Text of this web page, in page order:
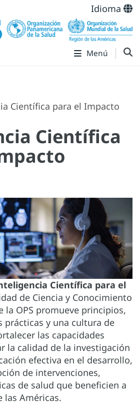
Idioma
Menú
Científica para el Impacto
Científica
Científica para el
de Ciencia y Conocimiento
la OPS promueve principios,
prácticas y una cultura de
las capacidades
la calidad de la investigación
efectiva en el desarrollo,
de intervenciones,
de salud que beneficien a
las Américas.